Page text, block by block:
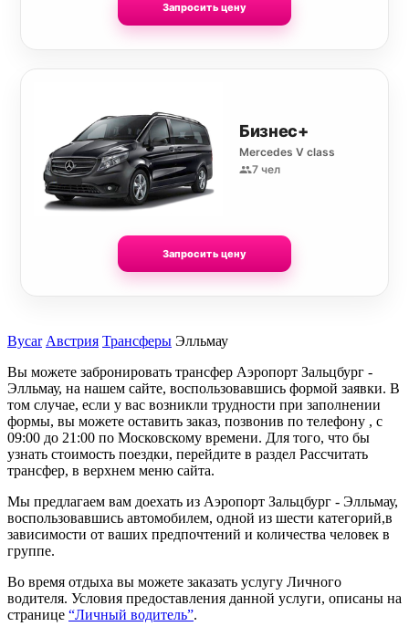
Запросить цену
Бизнес+
Mercedes V class
7 чел
Запросить цену
Bycar Австрия Трансферы Элльмау
Вы можете забронировать трансфер Аэропорт Зальцбург -
Элльмау, на нашем сайте, воспользовавшись формой заявки. В
том случае, если у вас возникли трудности при заполнении
формы, вы можете оставить заказ, позвонив по телефону , с
09:00 до 21:00 по Московскому времени. Для того, что бы
узнать стоимость поездки, перейдите в раздел Рассчитать
трансфер, в верхнем меню сайта.
Мы предлагаем вам доехать из Аэропорт Зальцбург - Элльмау,
воспользовавшись автомобилем, одной из шести категорий,в
зависимости от ваших предпочтений и количества человек в
группе.
Во время отдыха вы можете заказать услугу Личного
водителя. Условия предоставления данной услуги, описаны на
странице “Личный водитель”.